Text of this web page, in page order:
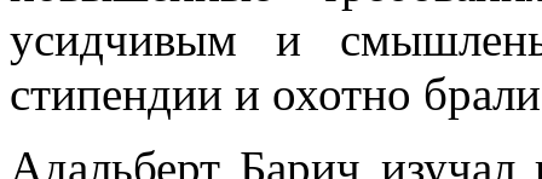
усидчивым и
стипендии и охотно
Адальберт Барич изучал